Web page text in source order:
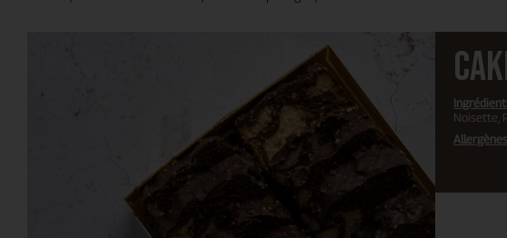
Noisette,
Allergènes